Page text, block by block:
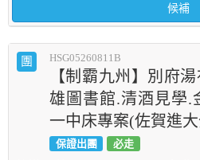
候補
團 HSG05260811B
【制霸九州】別府
雄圖書館.清酒見學.
一中床專案(佐賀進
保證出團 必走